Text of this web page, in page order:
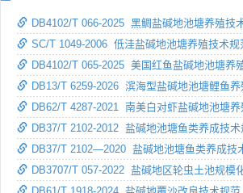
DB4102/T 066-2025 黑鲷盐碱地池塘养殖技
SC/T 1049-2006 低洼盐碱地池塘养殖技术规
DB4102/T 065-2025 美国红鱼盐碱地池塘养
DB13/T 6259-2026 滨海型盐碱地池塘鲤鱼
DB62/T 4287-2021 南美白对虾盐碱地池塘
DB37/T 2102-2012 盐碱地池塘鱼类养成技术
DB37/T 2102—2020 盐碱地池塘鱼类养成技
DB3707/T 057-2022 盐碱地区轮虫土池规模